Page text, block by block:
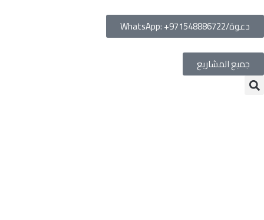
دعوة/WhatsApp: +971548886722
جميع المشاريع